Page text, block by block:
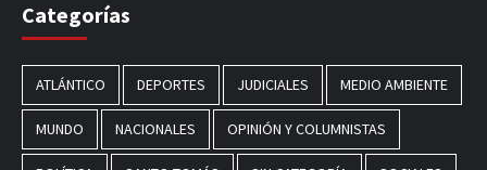
Categorías
ATLÁNTICO DEPORTES JUDICIALES MEDIO AMBIENTE
MUNDO NACIONALES OPINIÓN Y COLUMNISTAS